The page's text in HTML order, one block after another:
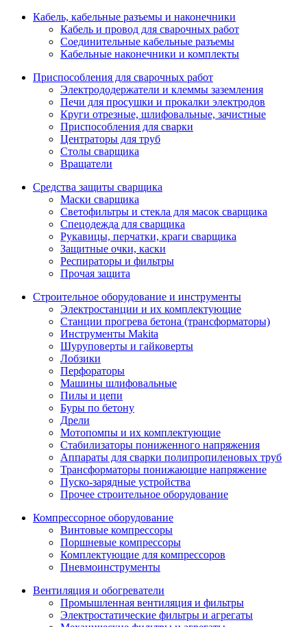
Кабель, кабельные разъемы и наконечники
Кабель и провод для сварочных работ
Соединительные кабельные разъемы
Кабельные наконечники и комплекты
Приспособления для сварочных работ
Электрододержатели и клеммы заземления
Печи для просушки и прокалки электродов
Круги отрезные, шлифовальные, зачистные
Приспособления для сварки
Центраторы для труб
Столы сварщика
Вращатели
Средства защиты сварщика
Маски сварщика
Светофильтры и стекла для масок сварщика
Спецодежда для сварщика
Рукавицы, перчатки, краги сварщика
Защитные очки, каски
Респираторы и фильтры
Прочая защита
Строительное оборудование и инструменты
Электростанции и их комплектующие
Станции прогрева бетона (трансформаторы)
Инструменты Makita
Шуруповерты и гайковерты
Лобзики
Перфораторы
Машины шлифовальные
Пилы и цепи
Буры по бетону
Дрели
Мотопомпы и их комплектующие
Стабилизаторы пониженного напряжения
Аппараты для сварки полипропиленовых труб
Трансформаторы понижающие напряжение
Пуско-зарядные устройства
Прочее строительное оборудование
Компрессорное оборудование
Винтовые компрессоры
Поршневые компрессоры
Комплектующие для компрессоров
Пневмоинструменты
Вентиляция и обогреватели
Промышленная вентиляция и фильтры
Электростатические фильтры и агрегаты